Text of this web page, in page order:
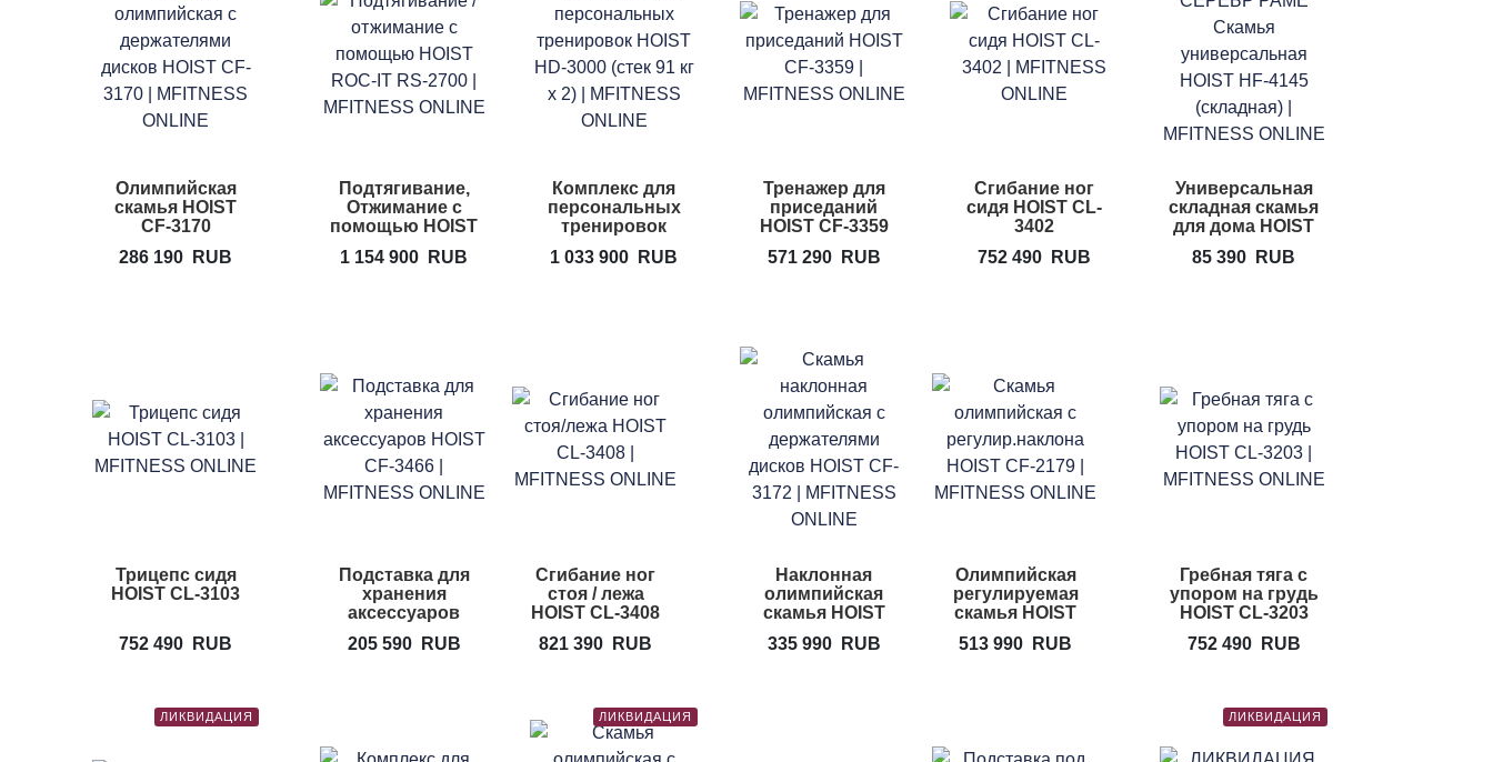
Олимпийская
скамья HOIST
CF-3170
286 190
RUB
Подтягивание,
Отжимание с
помощью HOIST
1 154 900 RUB
Комплекс для
персональных
тренировок
1 033 900 RUB
Тренажер для
приседаний
HOIST CF-3359
571 290
RUB
Сгибание ног
сидя HOIST CL-
3402
752 490
RUB
Универсальная
складная скамья
для дома HOIST
85 390 RUB
Трицепс сидя
HOIST CL-3103
752 490 RUB
Подставка для
хранения
аксессуаров
205 590 RUB
Сгибание ног
стоя / лежа
HOIST CL-3408
821 390
RUB
Наклонная
олимпийская
скамья HOIST
335 990 RUB
Олимпийская
регулируемая
скамья HOIST
513 990 RUB
Гребная тяга с
упором на грудь
HOIST CL-3203
752 490
RUB
ЛИКВИДАЦИЯ ЛИКВИДАЦИЯ ЛИКВИДАЦИЯ